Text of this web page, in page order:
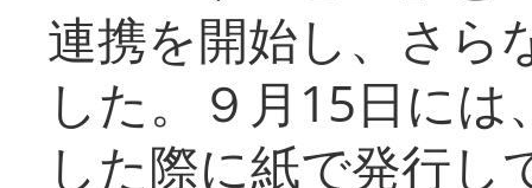
連携を開始し、さら
した。９月15日に
した際に紙で発行し